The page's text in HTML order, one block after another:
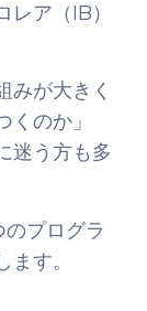
ア（IB）
みが大きく
のか」
迷う方も多
プログラ
す。